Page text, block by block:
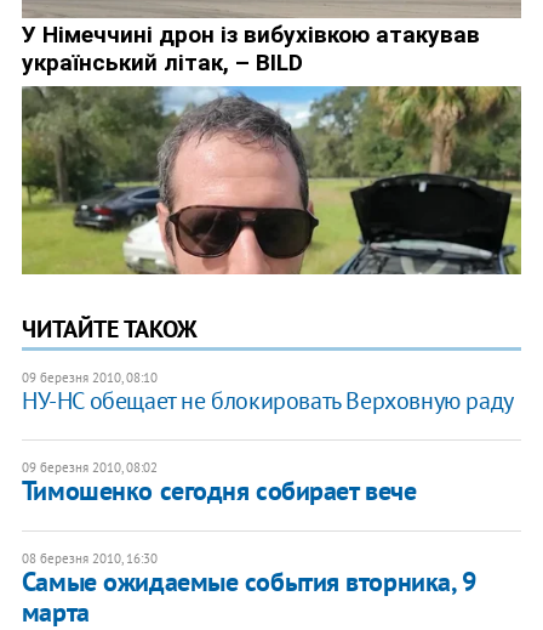
ЧИТАЙТЕ ТАКОЖ
09 березня 2010, 08:10
НУ-НС обещает не блокировать Верховную раду
09 березня 2010, 08:02
Тимошенко сегодня собирает вече
08 березня 2010, 16:30
Самые ожидаемые события вторника, 9
марта